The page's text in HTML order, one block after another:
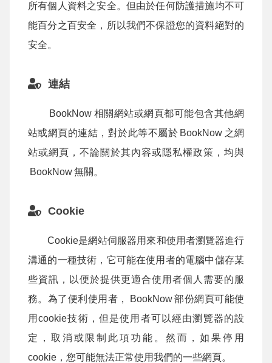
所有個人資料之安全。但由於任何防護措施均不可
能百分之百安全，所以我們不保證您的資料絕對的
安全。
連結
BookNow 相關網站或網頁都可能包含其他網
站或網頁的連結，對於此等不屬於 BookNow 之網
站或網頁，不論關於其內容或隱私權政策，均與
BookNow無關。
Cookie
Cookie是網站伺服器用來和使用者瀏覽器進行
溝通的一種技術，它可能在使用者的電腦中儲存某
些資訊，以便於提供更適合使用者個人需要的服
務。為了便利使用者，
BookNow部份網頁可能使
用cookie技術，但是使用者可以經由瀏覽器的設
定，取消或限制此項功能。然而，如果停用
cookie，您可能無法正常使用我們的一些網頁。